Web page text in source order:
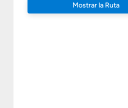
Mostrar la Ruta